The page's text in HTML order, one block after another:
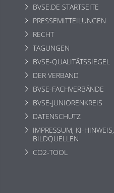
BVSE.DE STARTSEITE
PRESSEMITTEILUNGEN
RECHT
TAGUNGEN
BVSE-QUALITÄTSSIEGEL
DER VERBAND
BVSE-FACHVERBÄNDE
BVSE-JUNIORENKREIS
DATENSCHUTZ
IMPRESSUM, KI-HINWEIS,
BILDQUELLEN
CO2-TOOL